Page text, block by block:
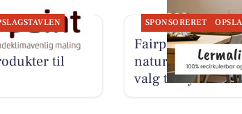
til
SPONSORERET
Fairpaint ApS
naturmaling
valg til